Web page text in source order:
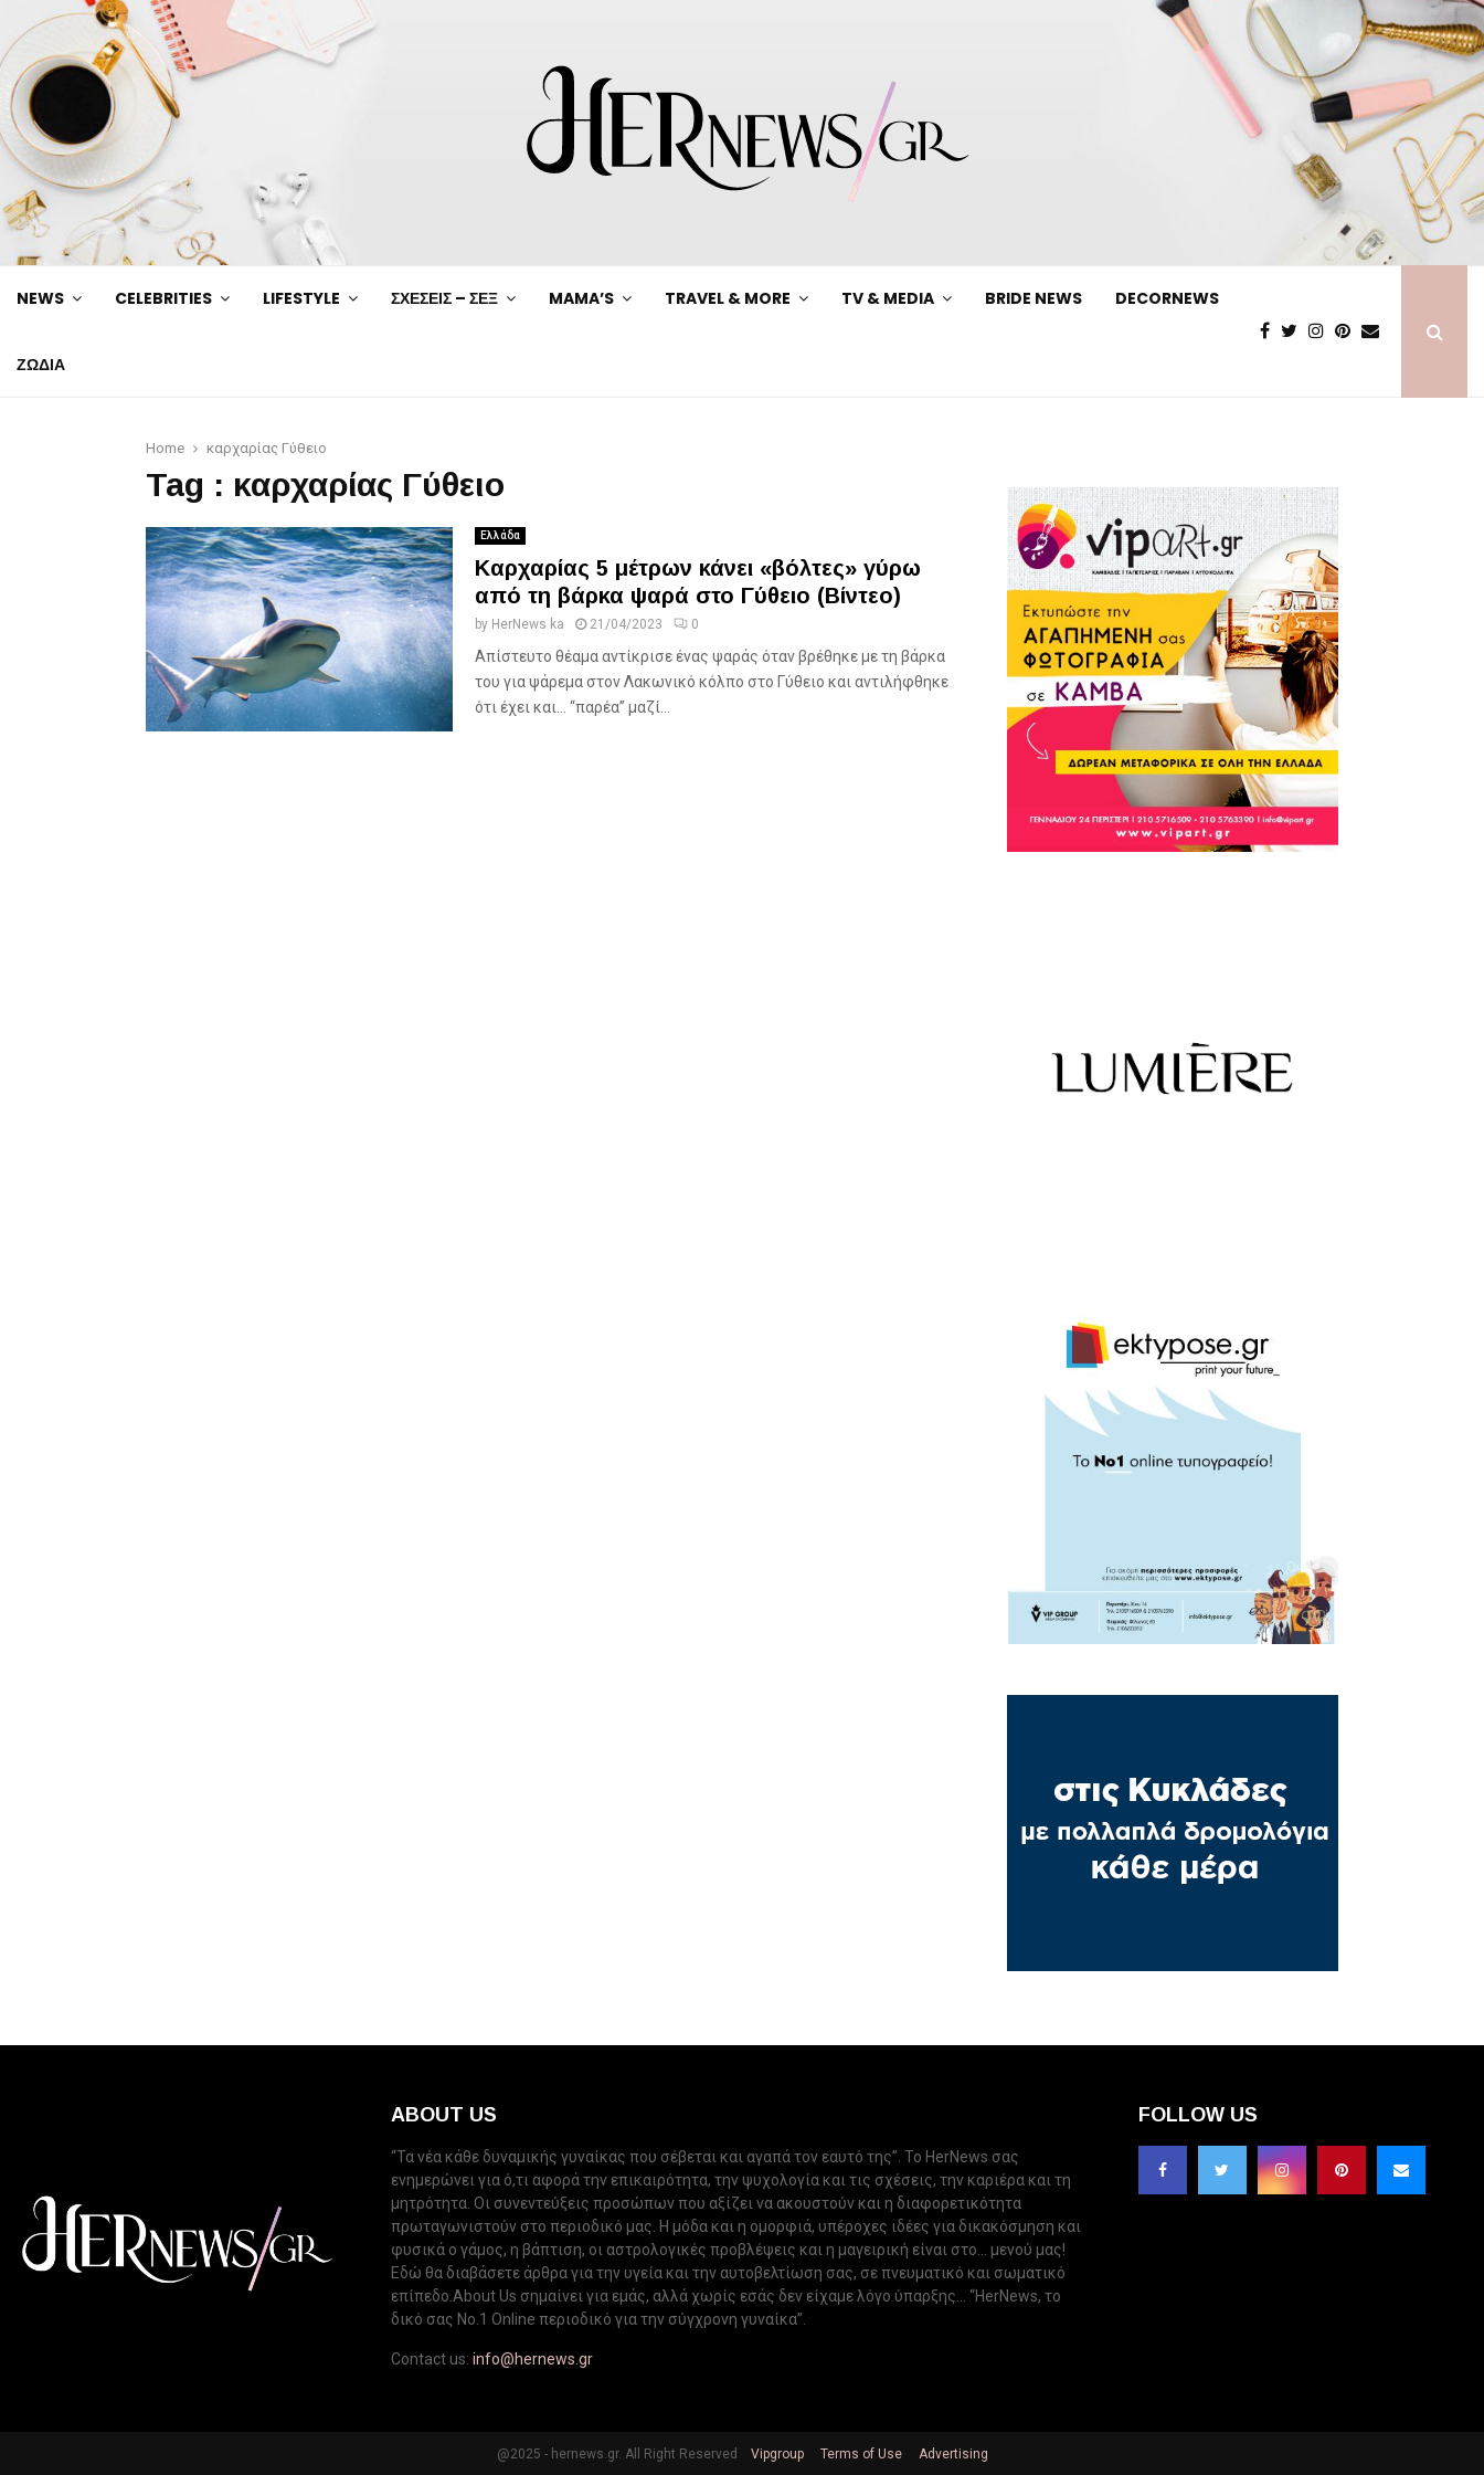
NEWS CELEBRITIES LIFESTYLE ΣΧΕΣΕΙΣ – ΣΕΞ MAMA’S TRAVEL & MORE TV & MEDIA BRIDE NEWS DECORNEWS
ΖΩΔΙΑ
Home καρχαρίας Γύθειο
Tag : καρχαρίας Γύθειο
Ελλάδα
Καρχαρίας 5 μέτρων κάνει «βόλτες» γύρω
από τη βάρκα ψαρά στο Γύθειο (Βίντεο)
by HerNews ka 21/04/2023 0
Απίστευτο θέαμα αντίκρισε ένας ψαράς όταν βρέθηκε με τη βάρκα
του για ψάρεμα στον Λακωνικό κόλπο στο Γύθειο και αντιλήφθηκε
ότι έχει και… “παρέα” μαζί...
ABOUT US
“Τα νέα κάθε δυναμικής γυναίκας που σέβεται και αγαπά τον εαυτό της”. Το HerNews σας
ενημερώνει για ό,τι αφορά την επικαιρότητα, την ψυχολογία και τις σχέσεις, την καριέρα και τη
μητρότητα. Οι συνεντεύξεις προσώπων που αξίζει να ακουστούν και η διαφορετικότητα
πρωταγωνιστούν στο περιοδικό μας. Η μόδα και η ομορφιά, υπέροχες ιδέες για δικακόσμηση και
φυσικά ο γάμος, η βάπτιση, οι αστρολογικές προβλέψεις και η μαγειρική είναι στο... μενού μας!
Εδώ θα διαβάσετε άρθρα για την υγεία και την αυτοβελτίωση σας, σε πνευματικό και σωματικό
επίπεδο.About Us σημαίνει για εμάς, αλλά χωρίς εσάς δεν είχαμε λόγο ύπαρξης... “HerNews, το
δικό σας Νo.1 Online περιοδικό για την σύγχρονη γυναίκα”.
Contact us: info@hernews.gr
FOLLOW US
@2025 - hernews.gr. All Right Reserved Vipgroup Terms of Use Advertising